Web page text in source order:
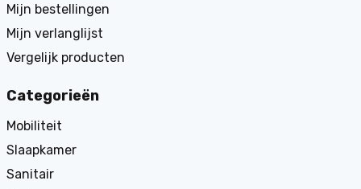
Mijn bestellingen
Mijn verlanglijst
Vergelijk producten
Categorieën
Mobiliteit
Slaapkamer
Sanitair